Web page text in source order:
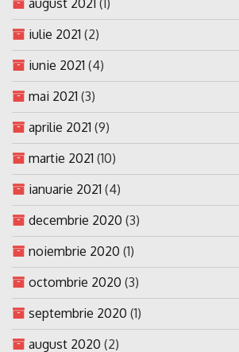
iulie 2021 (2)
iunie 2021 (4)
mai 2021 (3)
aprilie 2021 (9)
martie 2021 (10)
ianuarie 2021 (4)
decembrie 2020 (3)
noiembrie 2020 (1)
octombrie 2020 (3)
septembrie 2020 (1)
august 2020 (2)